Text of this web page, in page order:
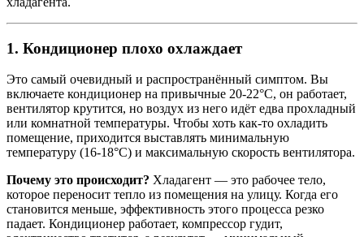
1. Кондиционер плохо охлаждает
Это самый очевидный и распространённый симптом. Вы
включаете кондиционер на привычные 20-22°C, он работает,
вентилятор крутится, но воздух из него идёт едва прохладный
или комнатной температуры. Чтобы хоть как-то охладить
помещение, приходится выставлять минимальную
температуру (16-18°C) и максимальную скорость вентилятора.
Почему это происходит? Хладагент — это рабочее тело,
которое переносит тепло из помещения на улицу. Когда его
становится меньше, эффективность этого процесса резко
падает. Кондиционер работает, компрессор гудит,